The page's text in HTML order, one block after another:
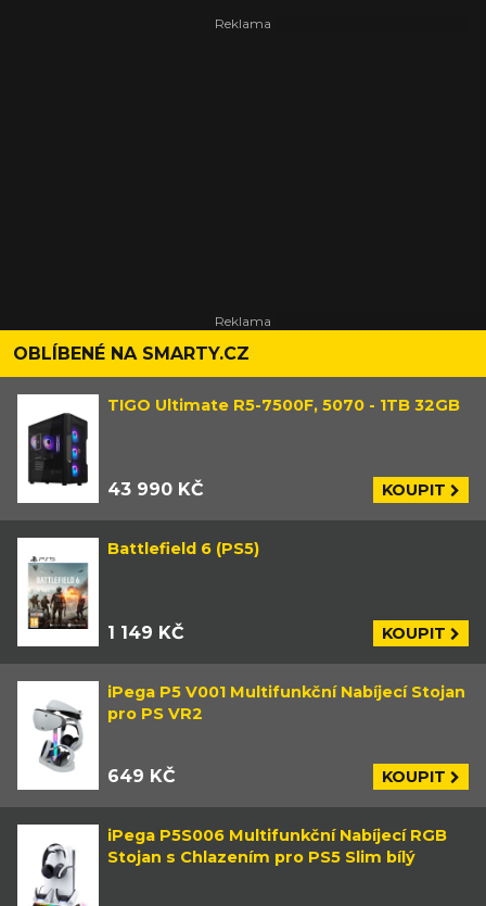
OBLÍBENÉ NA SMARTY.CZ
TIGO Ultimate R5-7500F, 5070 - 1TB 32GB
43 990 KČ KOUPIT
Battlefield 6 (PS5)
1 149 KČ KOUPIT
iPega P5 V001 Multifunkční Nabíjecí Stojan
pro PS VR2
649 KČ KOUPIT
iPega P5S006 Multifunkční Nabíjecí RGB
Stojan s Chlazením pro PS5 Slim bílý